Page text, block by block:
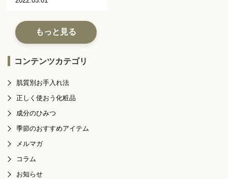
もっと見る
コンテンツカテゴリ
肌質別お手入れ法
正しく使おう化粧品
成分のひみつ
季節のおすすめアイテム
メルマガ
コラム
お知らせ